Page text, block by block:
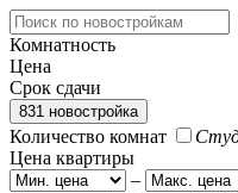
Комнатность
Цена
Срок сдачи
831 новостройка
Количество комнат
Цена квартиры
–